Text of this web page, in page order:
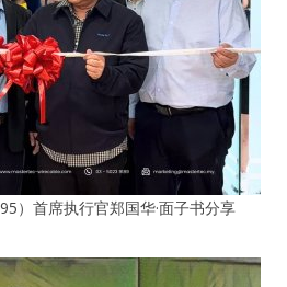
）首席执行官郑国华·面子书分享